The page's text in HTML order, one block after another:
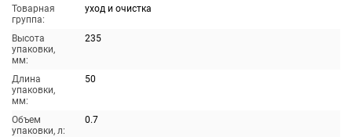
Товарная
группа:
уход и очистка
Высота
упаковки,
мм:
235
Длина
упаковки,
мм:
50
Объем
упаковки, л:
0.7